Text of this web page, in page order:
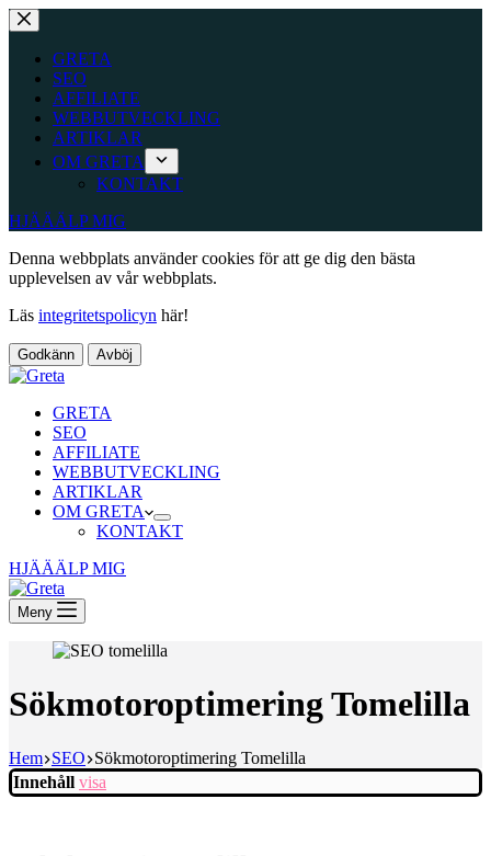
Hoppa
till
innehållGRETA
SEO
AFFILIATE
WEBBUTVECKLING
ARTIKLAR
OM GRETA
KONTAKT
HJÄÄÄLP MIG
Denna webbplats använder cookies för att ge dig den bästa
upplevelsen av vår webbplats.
Läs integritetspolicyn här!
Godkänn Avböj
GRETA
SEO
AFFILIATE
WEBBUTVECKLING
ARTIKLAR
OM GRETA
KONTAKT
HJÄÄÄLP MIG
Meny
Sökmotoroptimering Tomelilla
Hem SEO Sökmotoroptimering Tomelilla
Innehåll visa